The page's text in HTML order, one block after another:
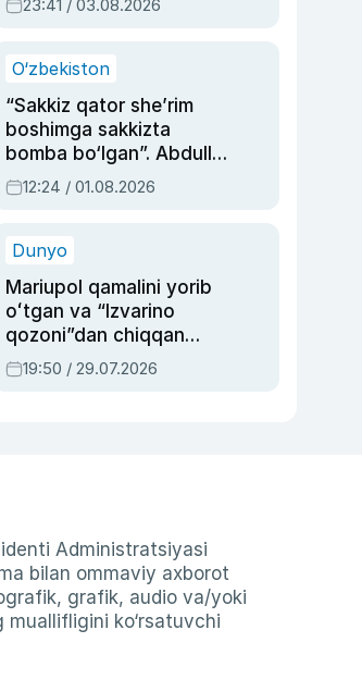
23:41 / 03.08.2026
O‘zbekiston
“Sakkiz qator she’rim
boshimga sakkizta
bomba bo‘lgan”. Abdulla
Oripovni siyosiy
ayblovlardan asrab
12:24 / 01.08.2026
Dunyo
Mariupol qamalini yorib
oʻtgan va “Izvarino
qozoni”dan chiqqan
qahramon — Ukraina
armiyasi bosh
19:50 / 29.07.2026
Administratsiyasi
bilan ommaviy axborot
grafik, audio va/yoki
ko‘rsatuvchi